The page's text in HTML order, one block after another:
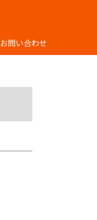
お問い合わせ